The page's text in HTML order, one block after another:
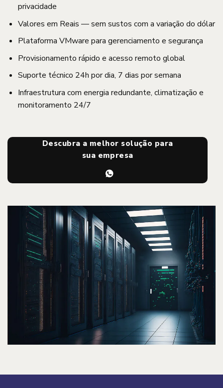
privacidade
Valores em Reais — sem sustos com a variação do dólar
Plataforma VMware para gerenciamento e segurança
Provisionamento rápido e acesso remoto global
Suporte técnico 24h por dia, 7 dias por semana
Infraestrutura com energia redundante, climatização e
monitoramento 24/7
Descubra a melhor solução para
sua empresa